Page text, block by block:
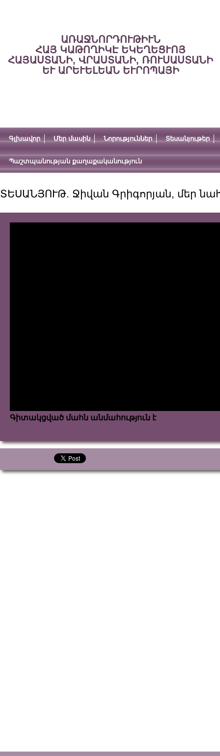
ԱՌԱՋՆՈՐԴՈՒԹԻՒՆ
ՀԱՅ ԿԱԹՈՂԻԿԷ ԵԿԵՂԵՑՒՈՅ
ՀԱՅԱՍՏԱՆԻ, ՎՐԱՍՏԱՆԻ, ՌՈՒՍԱՍՏԱՆԻ
ԵՒ ԱՐԵՒԵԼԵԱՆ ԵՒՐՈՊԱՅԻ
Գլխավոր Մեր մասին Նորություններ Տեսանյութեր
Պաշտպանության քաղաքականություն
ՏԵՍԱՆՅՈՒԹ. Ջիվան Գրիգորյան, մեր
Գիտակցված մահն անմահություն է